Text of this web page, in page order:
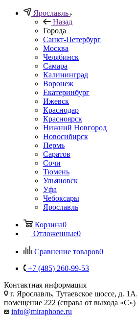
Ярославль
Назад
Города
Санкт-Петербург
Москва
Челябинск
Самара
Калининград
Воронеж
Екатеринбург
Ижевск
Краснодар
Красноярск
Нижний Новгород
Новосибирск
Пермь
Саратов
Сочи
Тюмень
Ульяновск
Уфа
Чебоксары
Ярославль
Корзина0
Отложенные0
Сравнение товаров0
+7 (485) 260-99-53
Контактная информация
г. Ярославль, Тутаевское шоссе, д.
помещение 222 (справа от выхода «С»)
info@miraphone.ru